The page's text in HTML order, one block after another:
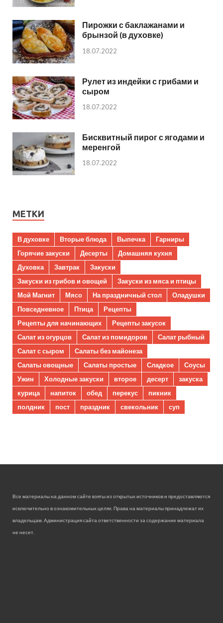
Пирожки с баклажанами и
брынзой (в духовке)
18.07.2022
Рулет из индейки с грибами и
сыром
18.07.2022
Бисквитный пирог с ягодами и
меренгой
18.07.2022
МЕТКИ
В духовке Вторые блюда Выпечка
Гарниры
Горячие закуски
Десерты
Домашняя кухня
Духовка
Завтрак
Закуски
Закуски из грибов и овощей
Закуски из мяса и птицы
Мой Магнит
Мясо На праздничный стол
Оладушки
Повседневное
Птица
Рецепты
Рецепты для начинающих
Рецепты закусок
Салат из огурцов
Салат из помидоров
Салат рыбный
Салат с сыром
Салаты без майонеза
Салаты овощные
Салаты простые Сладкое
Соусы
Ужин
Холодные закуски второе десерт
закуска
курица
напиток обед перекус
пикник
полдник
пост праздник свекольник суп
Все материалы на данном сайте взяты из открытых источников и предоставляются
исключительно в ознакомительных целях. Права на материалы принадлежат их
владельцам. Администрация сайта ответственности за содержание материала
не несет.